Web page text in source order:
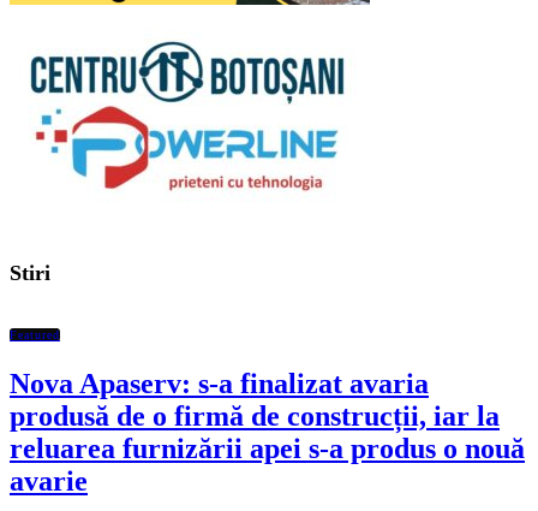
Stiri
Featured
Nova Apaserv: s-a finalizat avaria
produsă de o firmă de construcții, iar la
reluarea furnizării apei s-a produs o nouă
avarie